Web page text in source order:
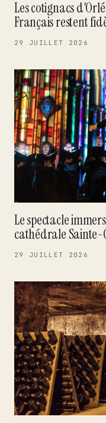
Les cotignacs
Français restent
29 JUILLET 2026
Le spectacle
cathédrale
29 JUILLET 2026